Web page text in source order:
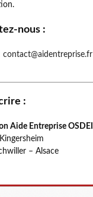
nous :
contact@aidentreprise.fr
:
Aide Entreprise OSDEI
– Alsace